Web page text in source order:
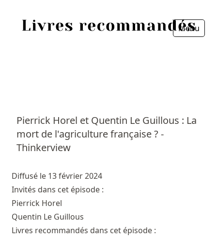
Menu
Pierrick Horel et Quentin Le Guillous : La
mort de l'agriculture française ? -
Thinkerview
Diffusé le 13 février 2024
Invités dans cet épisode :
Pierrick Horel
Quentin Le Guillous
Livres recommandés dans cet épisode :
Personnes
Livres les plus recommandés
Prix littéraires
Fermer